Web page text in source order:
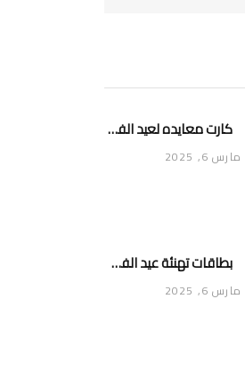
كارت معايده لعيد الفطر المبارك 2025
مارس 6, 2025
بطاقات تهنئة عيد الفطر المبارك بالاسم 2025
مارس 6, 2025